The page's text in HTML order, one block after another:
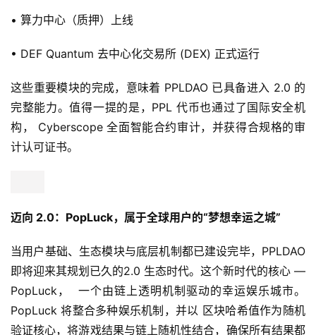
• 算力中心（质押）上线
• DEF Quantum 去中心化交易所 (DEX) 正式运行
这些重要模块的完成，意味着 PPLDAO 已具备进入 2.0 的
完整能力。值得一提的是，PPL 代币也通过了国际安全机
构， Cyberscope 全面智能合约审计，并获得合规格的审
计认可证书。
迈向 2.0：PopLuck，属于全球用户的“梦想幸运之城”
当用户基础、生态模块与底层机制都已建设完毕，PPLDAO
即将迎来其规划已久的2.0 生态时代。这个新时代的核心 —
PopLuck，  一个由链上透明机制驱动的幸运娱乐城市。
PopLuck 将整合多种娱乐机制，并以 区块哈希值作为随机
验证核心，将游戏结果与链上随机性结合，确保所有结果都